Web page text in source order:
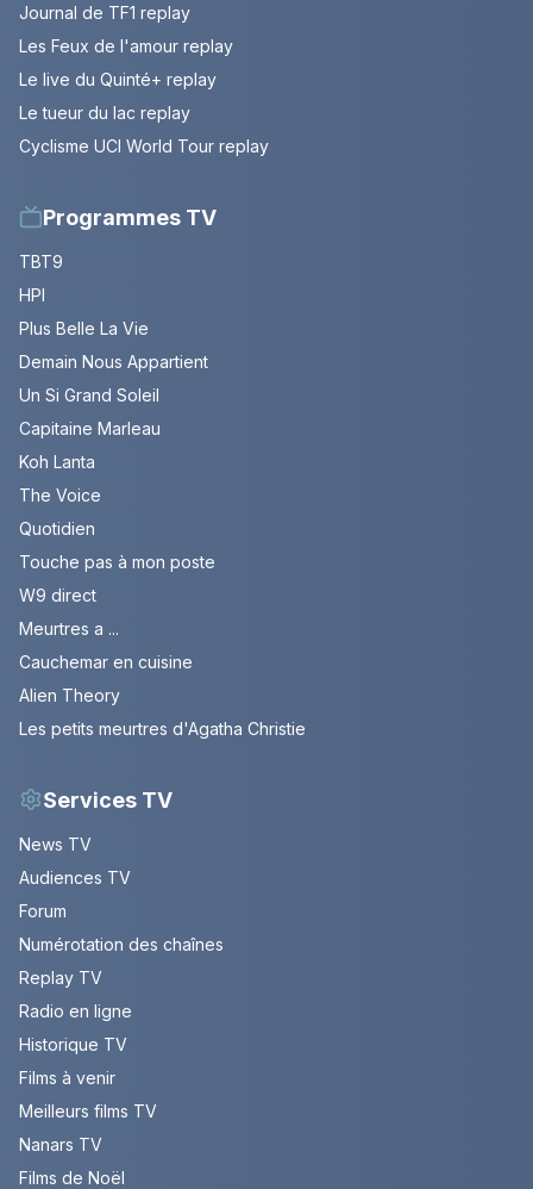
Journal de TF1 replay
Les Feux de l'amour replay
Le live du Quinté+ replay
Le tueur du lac replay
Cyclisme UCI World Tour replay
Programmes TV
TBT9
HPI
Plus Belle La Vie
Demain Nous Appartient
Un Si Grand Soleil
Capitaine Marleau
Koh Lanta
The Voice
Quotidien
Touche pas à mon poste
W9 direct
Meurtres a ...
Cauchemar en cuisine
Alien Theory
Les petits meurtres d'Agatha Christie
Services TV
News TV
Audiences TV
Forum
Numérotation des chaînes
Replay TV
Radio en ligne
Historique TV
Films à venir
Meilleurs films TV
Nanars TV
Films de Noël